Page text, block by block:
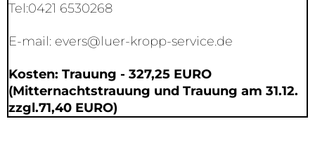
Tel:0421 6530268
E-mail: evers@luer-kropp-service.de
Kosten: Trauung - 327,25 EURO
(Mitternachtstrauung und Trauung am 31.12.
zzgl.71,40 EURO)